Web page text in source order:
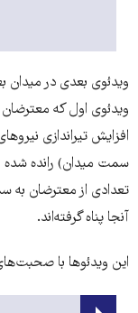
ویدئوی بعدی در
ویدئوی اول که
افزایش تیراندازی
سمت میدان) رانده
تعدادی از معترضان به
آنجا پناه گرفته‌اند.
این ویدئوها با